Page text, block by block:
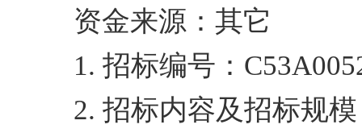
资金来源：其它
1. 招标编号：
2. 招标内容及招标规